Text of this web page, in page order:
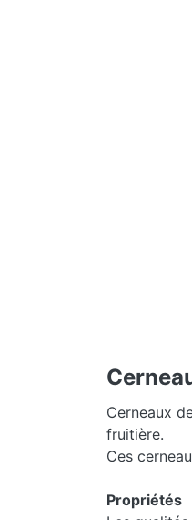
Cerneaux
fruitière.
Ces
Propriétés